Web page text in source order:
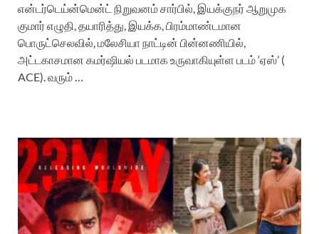
என்டர்டெய்ன்மென்ட் நிறுவனம் சார்பில், இயக்குநர் ஆறுமுக
குமார் எழுதி, தயாரித்து, இயக்க, பிரம்மாண்டமான
பொருட்செலவில், மலேசியா நாட்டின் பின்னணியில்,
அட்டகாசமான கமர்ஷியல் படமாக உருவாகியுள்ள படம் ‘ஏஸ்’ (
ACE). வரும் …